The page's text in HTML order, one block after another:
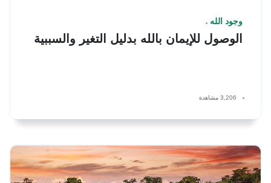
وجود الله
الوصول للإيمان بالله بدليل التغير والسببية
3,206 مشاهدة